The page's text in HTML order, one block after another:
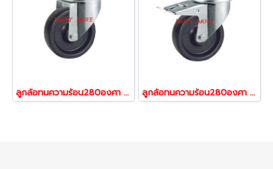
ลูกล้อทนความร้อน280องศา ล้อทนร้อน รับน้ำหนัก 100-300 สกรูหมุน รุ่น BOG ยี่ห้อ TENTE 13476,13490 ลูกล้อทนความร้อน280องศา ล้อทนร้อน รับน้ำหนัก 100-300 สกรูเบรก รุ่น BOG ยี่ห้อ TENTE 13537,13551